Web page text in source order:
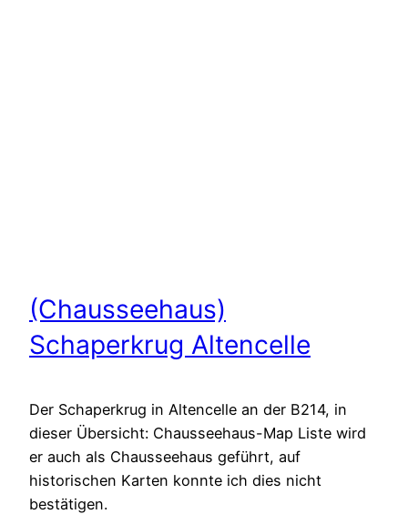
(Chausseehaus)
Schaperkrug Altencelle
Der Schaperkrug in Altencelle an der B214, in
dieser Übersicht: Chausseehaus-Map Liste wird
er auch als Chausseehaus geführt, auf
historischen Karten konnte ich dies nicht
bestätigen.